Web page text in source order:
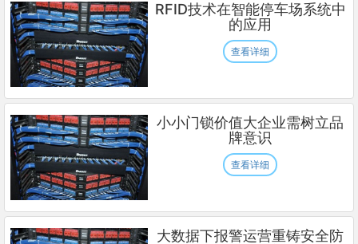
RFID技术在智能停车场系统中
的应用
查看详细
小小门锁价值大企业需树立品
牌意识
查看详细
大数据下报警运营重铸安全防